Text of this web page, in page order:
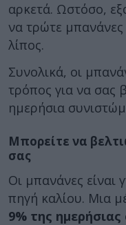
αρκετά. Ωστόσο,
να τρώτε μπανάνες
λίπος.
Συνολικά, οι
τρόπος για να σας
ημερήσια
Μπορείτε να
σας
Οι μπανάνες είναι
πηγή καλίου. Μια
9% της